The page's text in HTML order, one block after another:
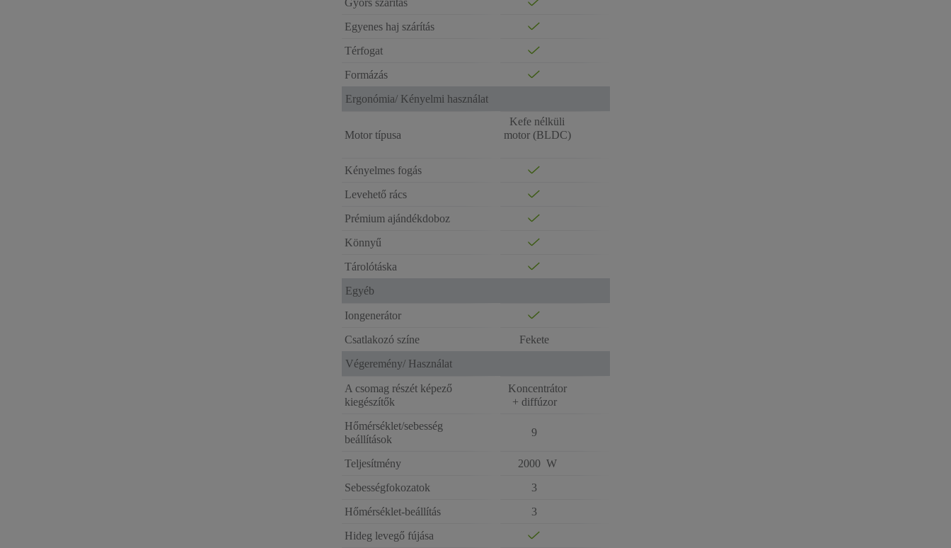
Gyors szárítás
Egyenes haj szárítás
Térfogat
Formázás
Ergonómia/ Kényelmi használat
Motor típusa
Kefe nélküli
motor (BLDC)
Kényelmes fogás
Levehető rács
Prémium ajándékdoboz
Könnyű
Tárolótáska
Egyéb
Iongenerátor
Csatlakozó színe
Fekete
Végeremény/ Használat
A csomag részét képező
kiegészítők
Koncentrátor
+ diffúzor
Hőmérséklet/sebesség
beállítások
9
Teljesítmény
2000 W
Sebességfokozatok
3
Hőmérséklet-beállítás
3
Hideg levegő fújása